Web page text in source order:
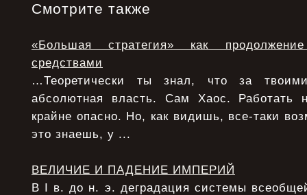
Смотрите также
«Большая стратегия» как
средствами
…Теоретически ты знал, что за
абсолютная власть. Сам Хаос. Работать
крайне опасно. Но, как видишь, все-таки
это знаешь, у ...
ВЕЛИЧИЕ И ПАДЕНИЕ ИМПЕРИЙ
В I в. до н. э. деградация системы